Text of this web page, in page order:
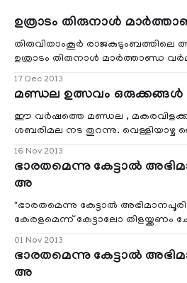
ഉത്രാടം തിരുനാള്‍
തിരുവിതാംകൂര്‍
ഉത്രാടം തിരുനാള്‍ മാര്‍ത്താണ്ഡ
വയസ്സായിരുന്നു.
17 Dec 2013
മണ്ഡല ഉത്സവം ഒരുക്കങ്ങള്‍
ഈ വര്‍ഷത്തെ മണ്ഡല , മകരവിളക്ക്
ശബരിമല നട തുറന്നു. വെള്ളിയാഴ്ച
ഇപ്പോഴത്തെ മേല്‍ശാന്തി
വിളക്ക് തെളിച്ചു. തിരക്ക്
ഓണ്‍ലൈന്‍ സംവിധാനം
16 Nov 2013
ഭാരതമെന്നു കേട്ടാല്‍
അ
"ഭാരതമെന്നു കേട്ടാല്‍
കേരളമെന്ന് കേട്ടാലോ തിളയ്ക്കണം
ഞരമ്പുകളില്‍" ...ഇന്ന്‍
കേദാര, പ്രകൃതി രമണീയമായ
നാടായ നമ്മുടെ കേരളത്തിന്‌ 57
01 Nov 2013
ഭാരതമെന്നു കേട്ടാല്‍
അ